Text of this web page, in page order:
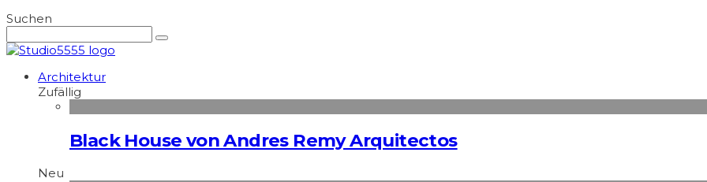
Suchen
Architektur
Zufällig
Black House von Andres Remy Arquitectos
Neu